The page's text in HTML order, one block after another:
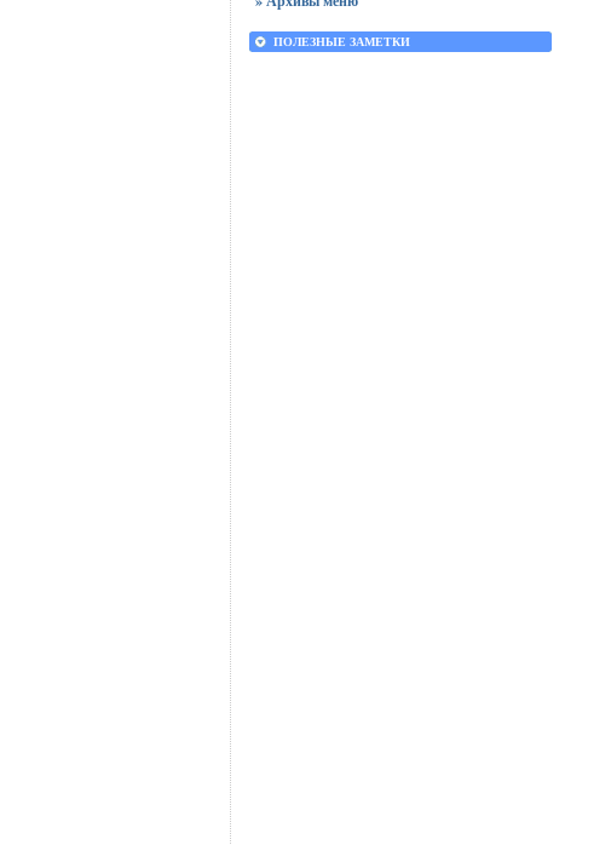
ПОЛЕЗНЫЕ ЗАМЕТКИ